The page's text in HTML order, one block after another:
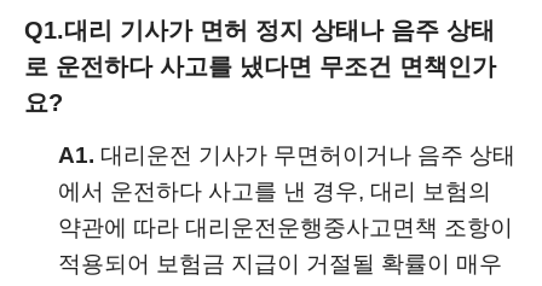
Q1.대리 기사가 면허 정지 상태나 음주 상태
로 운전하다 사고를 냈다면 무조건 면책인가
요?
A1. 대리운전 기사가 무면허이거나 음주 상태
에서 운전하다 사고를 낸 경우, 대리 보험의
약관에 따라 대리운전운행중사고면책 조항이
적용되어 보험금 지급이 거절될 확률이 매우